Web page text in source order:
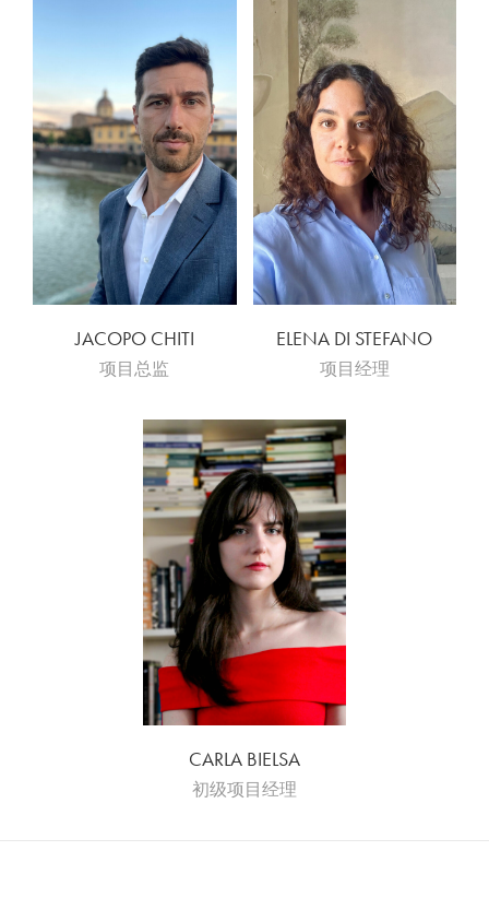
JACOPO CHITI
项目总监
ELENA DI STEFANO
项目经理
CARLA BIELSA
初级项目经理